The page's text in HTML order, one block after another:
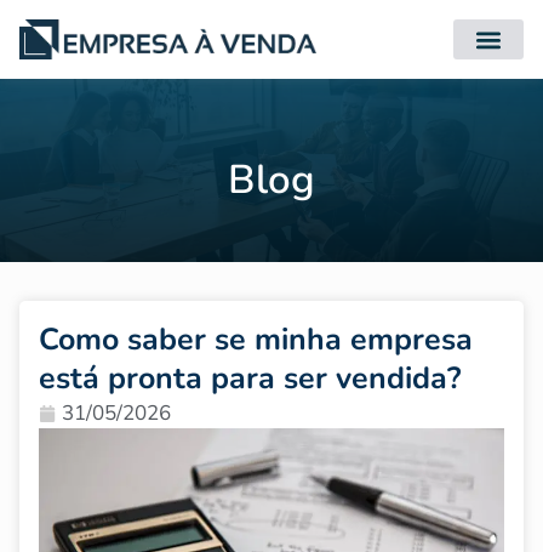
Blog
Como saber se minha empresa
está pronta para ser vendida?
31/05/2026